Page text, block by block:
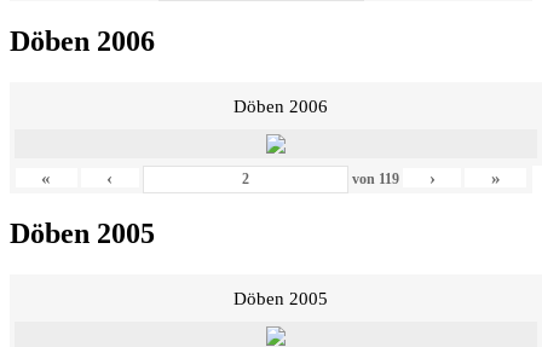
Döben 2006
Döben 2006
« ‹ von 119 › »
Döben 2005
Döben 2005